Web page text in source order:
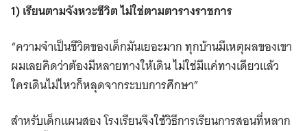
1) เรียนตามจังหวะชีวิต ไม่ใช่ตามตารางราชการ
“ความจำเป็นชีวิตของเด็กมันเยอะมาก ทุกบ้านมีเหตุผลของเขา
ผมเลยคิดว่าต้องมีหลายทางให้เดิน ไม่ใช่มีแค่ทางเดียวแล้ว
ใครเดินไม่ไหวก็หลุดจากระบบการศึกษา”
สำหรับเด็กแผนสอง โรงเรียนจึงใช้วิธีการเรียนการสอนที่หลาก